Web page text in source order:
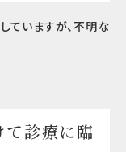
ていますが、不明な
診療に臨